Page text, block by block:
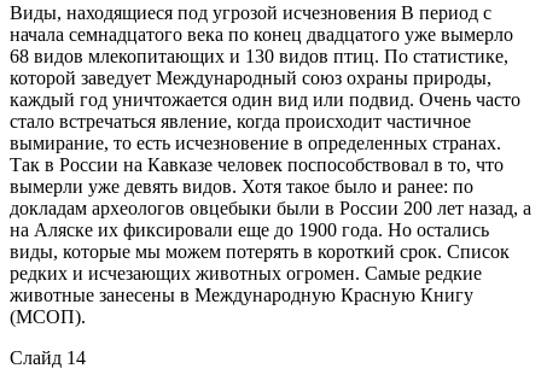
Виды, находящиеся под угрозой исчезновения В период с
начала семнадцатого века по конец двадцатого уже вымерло
68 видов млекопитающих и 130 видов птиц. По статистике,
которой заведует Международный союз охраны природы,
каждый год уничтожается один вид или подвид. Очень часто
стало встречаться явление, когда происходит частичное
вымирание, то есть исчезновение в определенных странах.
Так в России на Кавказе человек поспособствовал в то, что
вымерли уже девять видов. Хотя такое было и ранее: по
докладам археологов овцебыки были в России 200 лет назад, а
на Аляске их фиксировали еще до 1900 года. Но остались
виды, которые мы можем потерять в короткий срок. Список
редких и исчезающих животных огромен. Самые редкие
животные занесены в Международную Красную Книгу
(МСОП).
Слайд 14